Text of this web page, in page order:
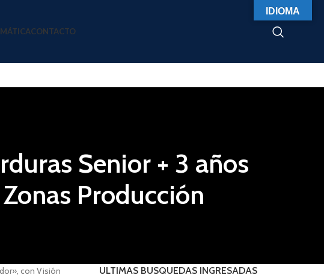
CONTACTO
Senior + 3 años
Producción
con Visión
ULTIMAS BUSQUEDAS INGRESADAS
IDIOMA